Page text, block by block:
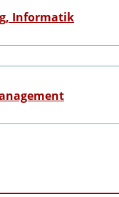
Informatik